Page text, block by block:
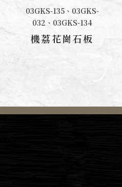
聯絡我們
03GKS-135、03GKS-
032、03GKS-134
機荔花崗石板